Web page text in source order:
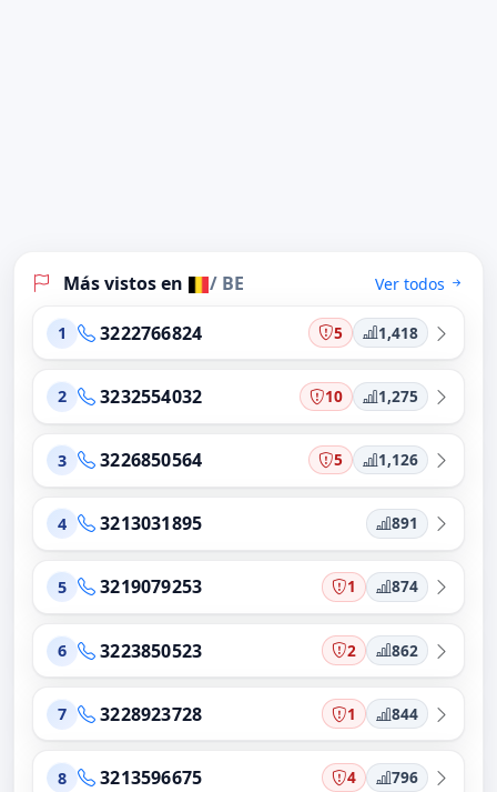
Más vistos en / BE Ver todos
1 3222766824 5 1,418
2 3232554032 10 1,275
3 3226850564 5 1,126
4 3213031895 891
5 3219079253 1 874
6 3223850523 2 862
7 3228923728 1 844
8 3213596675 4 796